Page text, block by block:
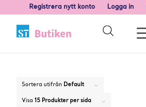
Registrera nytt konto Logga in
Sortera utifrån Default
Visa 15 Produkter per sida